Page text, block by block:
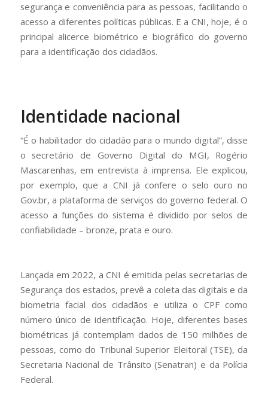
segurança e conveniência para as pessoas, facilitando o
acesso a diferentes políticas públicas. E a CNI, hoje, é o
principal alicerce biométrico e biográfico do governo
para a identificação dos cidadãos.
Identidade nacional
“É o habilitador do cidadão para o mundo digital”, disse
o secretário de Governo Digital do MGI, Rogério
Mascarenhas, em entrevista à imprensa. Ele explicou,
por exemplo, que a CNI já confere o selo ouro no
Gov.br, a plataforma de serviços do governo federal. O
acesso a funções do sistema é dividido por selos de
confiabilidade – bronze, prata e ouro.
Lançada em 2022, a CNI é emitida pelas secretarias de
Segurança dos estados, prevê a coleta das digitais e da
biometria facial dos cidadãos e utiliza o CPF como
número único de identificação. Hoje, diferentes bases
biométricas já contemplam dados de 150 milhões de
pessoas, como do Tribunal Superior Eleitoral (TSE), da
Secretaria Nacional de Trânsito (Senatran) e da Polícia
Federal.